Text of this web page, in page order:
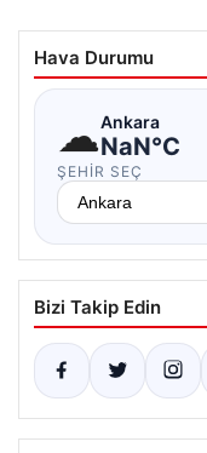
Hava Durumu
☁Ankara
NaN°C
ŞEHIR SEÇ
Bizi Takip Edin